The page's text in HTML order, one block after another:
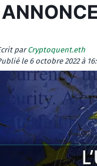
parCryptoquent.eth
le 6 octobre 2022 à